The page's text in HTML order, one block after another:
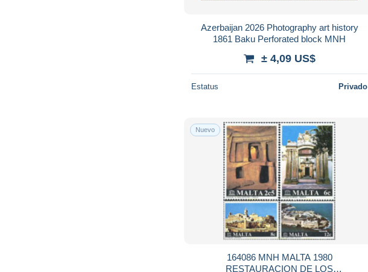
Azerbaijan 2026 Photography art history
1861 Baku Perforated block MNH
± 4,09 US$
Estatus Privado
Nuevo
164086 MNH MALTA 1980
RESTAURACION DE LOS